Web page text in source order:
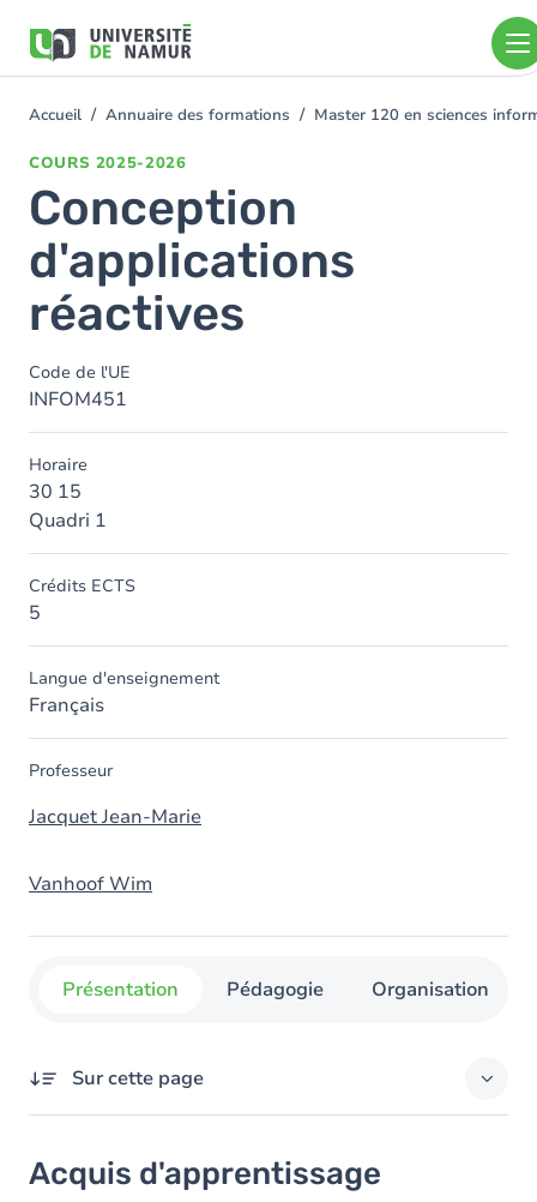
contenu
You
Accueil Annuaire des formations Master 120 en sciences
COURS 2025-2026
Conception
d'applications
réactives
Code de l'UE
INFOM451
Horaire
30 15
Quadri 1
Crédits ECTS
5
Langue d'enseignement
Français
Professeur
Jacquet Jean-Marie
Vanhoof Wim
Présentation Pédagogie Organisation
Sur cette page
Objectifs
Acquis d'apprentissage